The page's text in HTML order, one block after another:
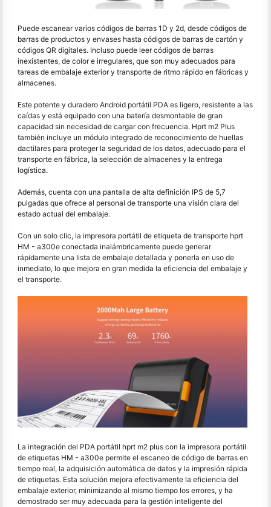
Puede escanear varios códigos de barras 1D y 2d, desde códigos de
barras de productos y envases hasta códigos de barras de cartón y
códigos QR digitales. Incluso puede leer códigos de barras
inexistentes, de color e irregulares, que son muy adecuados para
tareas de embalaje exterior y transporte de ritmo rápido en fábricas y
almacenes.
Este potente y duradero Android portátil PDA es ligero, resistente a las
caídas y está equipado con una batería desmontable de gran
capacidad sin necesidad de cargar con frecuencia. Hprt m2 Plus
también incluye un módulo integrado de reconocimiento de huellas
dactilares para proteger la seguridad de los datos, adecuado para el
transporte en fábrica, la selección de almacenes y la entrega
logística.
Además, cuenta con una pantalla de alta definición IPS de 5,7
pulgadas que ofrece al personal de transporte una visión clara del
estado actual del embalaje.
Con un solo clic, la impresora portátil de etiqueta de transporte hprt
HM - a300e conectada inalámbricamente puede generar
rápidamente una lista de embalaje detallada y ponerla en uso de
inmediato, lo que mejora en gran medida la eficiencia del embalaje y
el transporte.
La integración del PDA portátil hprt m2 plus con la impresora portátil
de etiquetas HM - a300e permite el escaneo de código de barras en
tiempo real, la adquisición automática de datos y la impresión rápida
de etiquetas. Esta solución mejora efectivamente la eficiencia del
embalaje exterior, minimizando al mismo tiempo los errores, y ha
demostrado ser muy adecuada para la gestión inteligente del